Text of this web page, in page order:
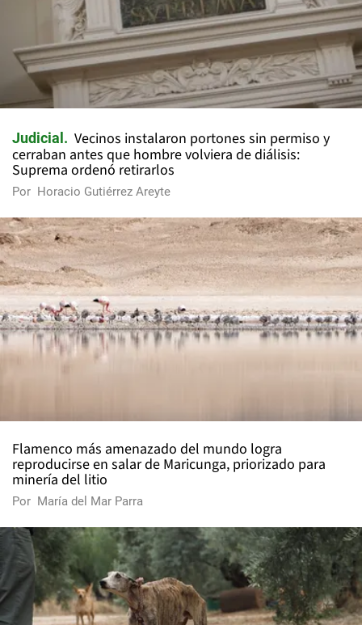
Judicial
Vecinos instalaron portones sin permiso y
cerraban antes que hombre volviera de diálisis:
Suprema ordenó retirarlos
Por Horacio Gutiérrez Areyte
Flamenco más amenazado del mundo logra
reproducirse en salar de Maricunga, priorizado para
minería del litio
Por María del Mar Parra